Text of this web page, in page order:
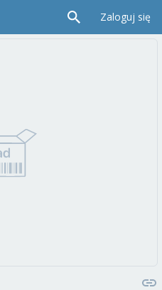
Zaloguj się